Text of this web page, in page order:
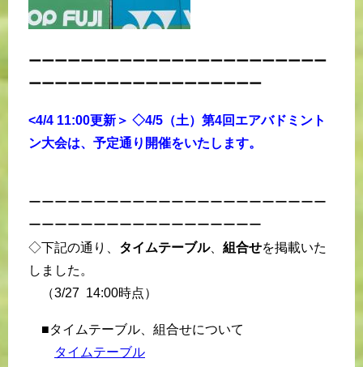
ーーーーーーーーーーーーーーーーーーーーーーー
ーーーーーーーーーーーーーーーーーー
<4/4 11:00更新＞ ◇4/5（土）第4回エアバドミント
ン大会は、予定通り開催をいたします。
ーーーーーーーーーーーーーーーーーーーーーーー
ーーーーーーーーーーーーーーーーーー
◇下記の通り、 タイムテーブル、 組合せを掲載いた
しました。
（3/27 14:00時点）
■タイムテーブル、組合せについて
タイムテーブル